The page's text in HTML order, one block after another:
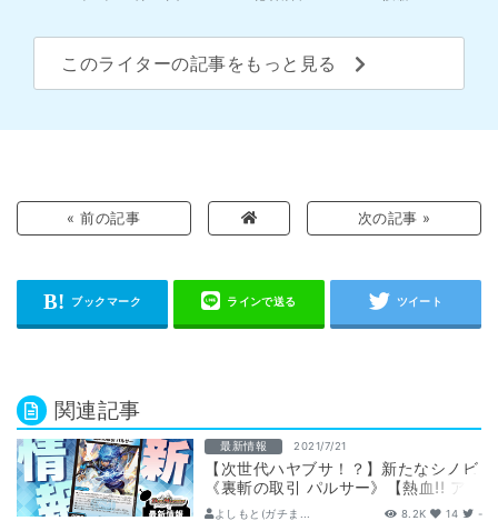
このライターの記事をもっと見る
« 前の記事 次の記事 »
関連記事
最新情報 2021/7/21
【次世代ハヤブサ！？】新たなシノビ
《裏斬の取引 パルサー》【熱血!! ア
ウトレイジ・ビクトリー】
よしもと(ガチま... 8.2K 14 -